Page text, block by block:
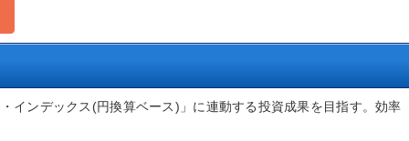
インデックス(円換算ベース)」に連動する投資成果を目指す。効率